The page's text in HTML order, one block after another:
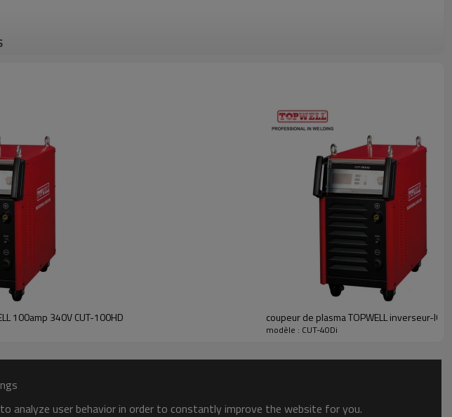
100amp 340V CUT-100HD coupeur de plasma TOPWELL inverseur-
modèle : CUT-40Di
analyze user behavior in order to constantly improve the website for you.